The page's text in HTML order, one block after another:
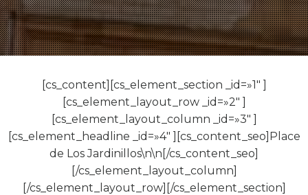
[cs_content][cs_element_section _id=»1″ ]
[cs_element_layout_row _id=»2″ ]
[cs_element_layout_column _id=»3″ ]
[cs_element_headline _id=»4″ ][cs_content_seo]Place
de Los Jardinillos\n\n[/cs_content_seo]
[/cs_element_layout_column]
[/cs_element_layout_row][/cs_element_section]